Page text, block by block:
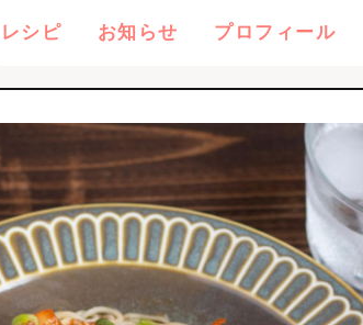
レシピ お知らせ プロフィール